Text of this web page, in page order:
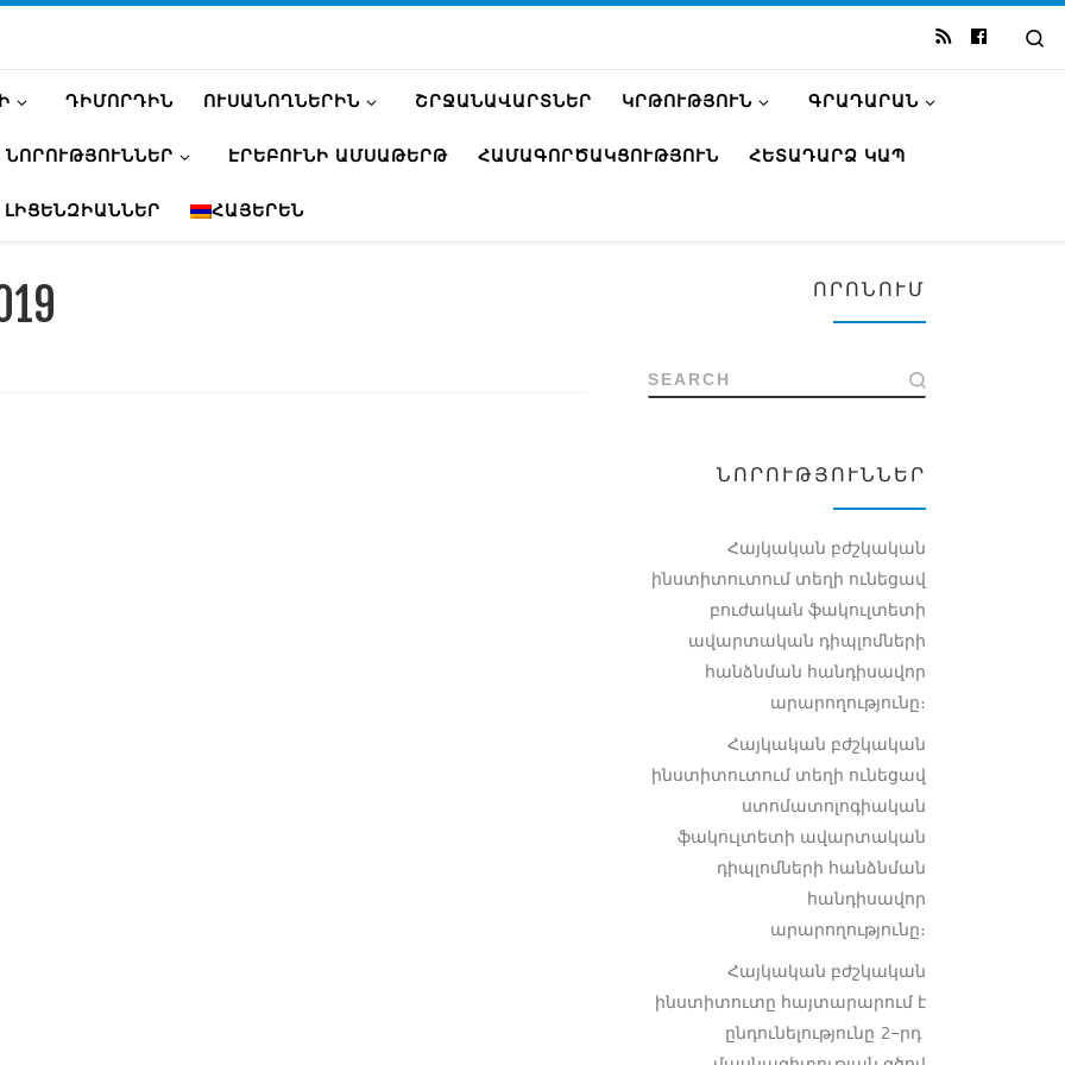
ԴԻՄՈՐԴԻՆ ՈՒՍԱՆՈՂՆԵՐԻՆ ՇՐՋԱՆԱՎԱՐՏՆԵՐ ԿՐԹՈՒԹՅՈՒՆ ԳՐԱԴԱՐԱՆ
ՆՈՐՈՒԹՅՈՒՆՆԵՐ ԷՐԵԲՈՒՆԻ ԱՄՍԱԹԵՐԹ ՀԱՄԱԳՈՐԾԱԿՑՈՒԹՅՈՒՆ ՀԵՏԱԴԱՐՁ ԿԱՊ
ՀԱՅԵՐԵՆ
ՈՐՈՆՈՒՄ
SEARCH
ՆՈՐՈՒԹՅՈՒՆՆԵՐ
Հայկական բժշկական
ինստիտուտում տեղի ունեցավ
բուժական ֆակուլտետի
ավարտական դիպլոմների
հանձնման հանդիսավոր
արարողությունը։
Հայկական բժշկական
ինստիտուտում տեղի ունեցավ
ստոմատոլոգիական
ֆակուլտետի ավարտական
դիպլոմների հանձնման
հանդիսավոր
արարողությունը։
Հայկական բժշկական
ինստիտուտը հայտարարում է
ընդունելությունը 2-րդ